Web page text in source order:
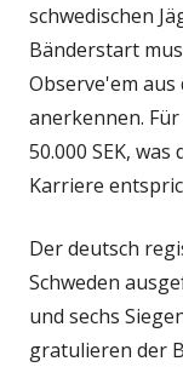
schwedischen
Bänderstart
Observe'em
anerkennen.
50.000 SEK,
Karriere
Der deutsch
Schweden
und sechs
gratulieren der